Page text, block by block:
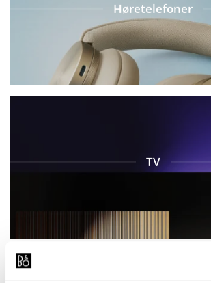
Høretelefoner
TV